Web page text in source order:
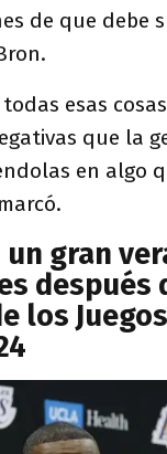
de que debe
esas
que la
en algo
un gran
después
los